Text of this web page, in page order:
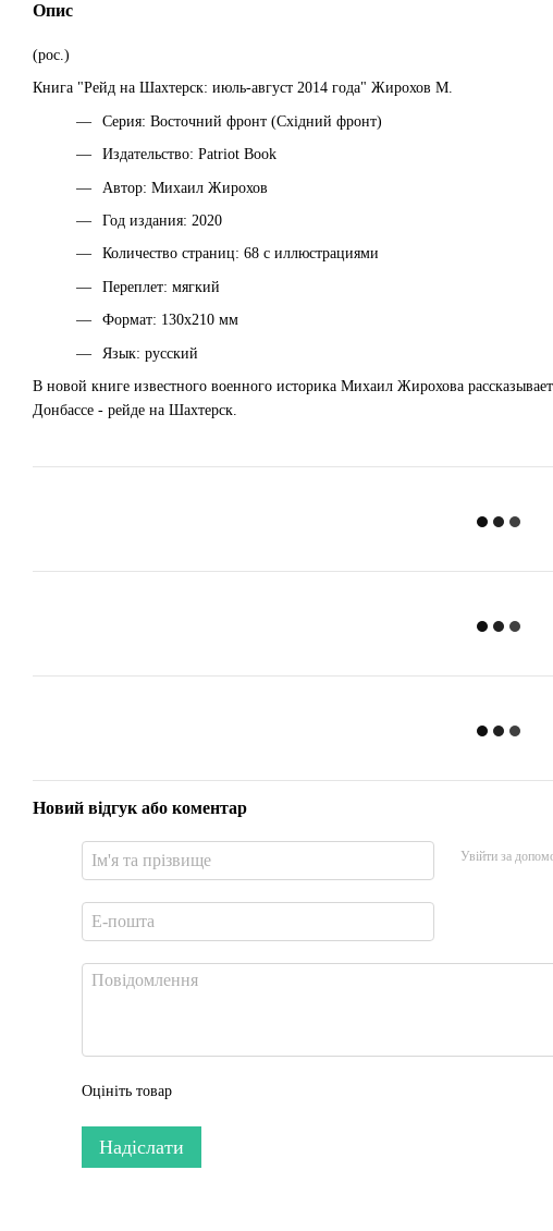
Опис
(рос.)
Книга "Рейд на Шахтерск: июль-август 2014 года" Жирохов М.
Серия: Восточний фронт (Східний фронт)
Издательство: Patriot Book
Автор: Михаил Жирохов
Год издания: 2020
Количество страниц: 68 с иллюстрациями
Переплет: мягкий
Формат: 130х210 мм
Язык: русский
В новой книге известного военного историка Михаил Жирохова
Донбассе - рейде на Шахтерск.
Новий відгук або коментар
Увійти за
Оцініть товар
Надіслати